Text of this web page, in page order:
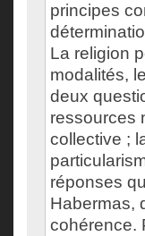
principes
La religion
modalités,
deux
ressources
collective ;
réponses
Habermas,
cohérence.